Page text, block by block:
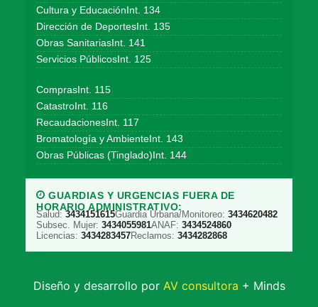
Cultura y EducaciónInt. 134
Dirección de DeportesInt. 135
Obras SanitariasInt. 141
Servicios PúblicosInt. 125
ComprasInt. 115
CatastroInt. 116
RecaudacionesInt. 117
Bromatología y AmbienteInt. 143
Obras Públicas (Tinglado)Int. 144
GUARDIAS Y URGENCIAS FUERA DE
HORARIO ADMINISTRATIVO:
Salud: 3434151615Guardia Urbana/Monitoreo: 3434620482
Subsec. Mujer: 3434055981ANAF: 3434524860
Licencias: 3434283457Reclamos: 3434282868
Diseño y desarrollo por AV consultora + Minds